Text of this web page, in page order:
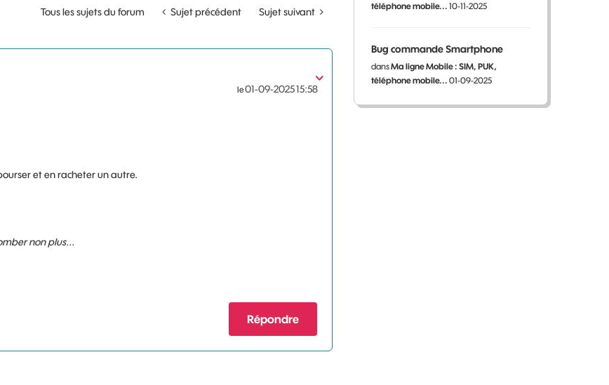
Tous les sujets du forum Sujet précédent Sujet suivant
le‎01-09-202515:58
et en racheter un autre.
non plus...
Répondre
téléphone mobile... 10-11-2025
Bug commande Smartphone
dansMa ligne Mobile : SIM, PUK,
téléphone mobile... 01-09-2025